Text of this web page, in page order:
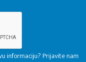
informaciju? Prijavite nam